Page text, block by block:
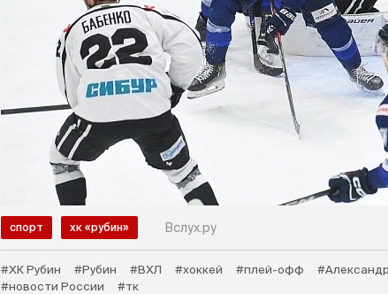
спорт хк «рубин» Вслух.ру
#ХК Рубин #Рубин #ВХЛ #хоккей #плей-офф
#новости России
#тк